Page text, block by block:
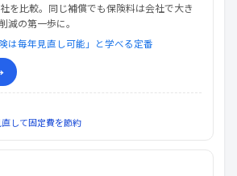
を比較。同じ補償でも保険料は会社で大き
減の第一歩に。
は毎年見直し可能」と学べる定番
して固定費を節約